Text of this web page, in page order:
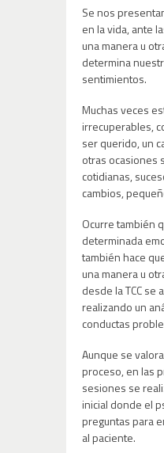
Se nos
en la vida, ante
una manera u
determina
sentimientos.
Muchas veces
irrecuperables,
ser querido, un
otras ocasiones
cotidianas,
cambios,
Ocurre también
determinada
también hace
una manera u
desde la TCC se
realizando un
conductas
Aunque se
proceso, en las
sesiones se
inicial donde el
preguntas para
al paciente.